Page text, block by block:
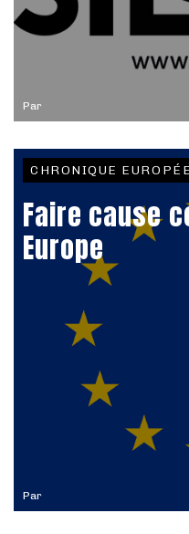
Par
Par
CHRONIQUE
Faire cause
Europe